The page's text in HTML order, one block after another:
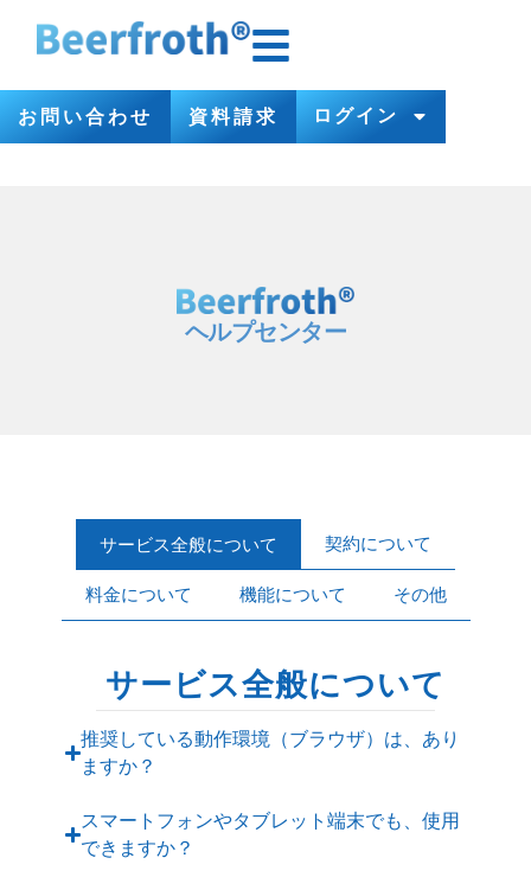
お問い合わせ 資料請求 ログイン
ヘルプセンター
サービス全般について 契約について
料金について 機能について その他
サービス全般について
推奨している動作環境（ブラウザ）は、あり
ますか？
スマートフォンやタブレット端末でも、使用
できますか？